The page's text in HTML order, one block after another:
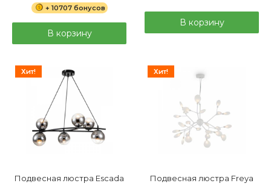
+ 10707 бонусов
В корзину
В корзину
Хит!
Подвесная люстра Escada
Хит!
Подвесная люстра Freya